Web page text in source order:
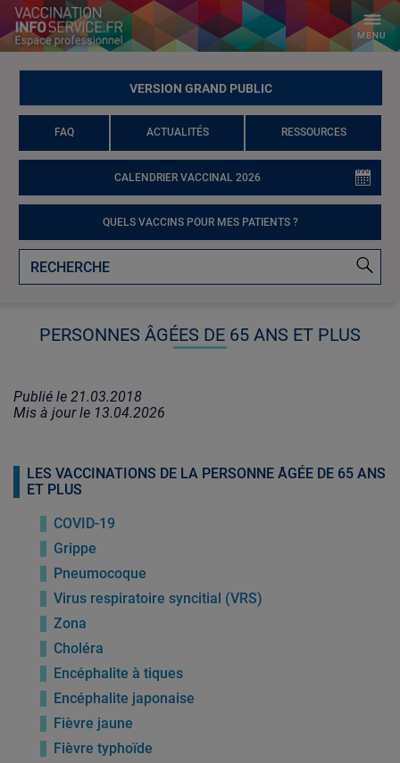
MENU
VERSION GRAND PUBLIC
FAQ ACTUALITÉS RESSOURCES
QUELS VACCINS POUR MES PATIENTS ?
CALENDRIER VACCINAL 2026
PERSONNES ÂGÉES DE 65 ANS ET PLUS
Publié le 21.03.2018
Mis à jour le 13.04.2026
LES VACCINATIONS DE LA PERSONNE ÂGÉE DE 65 ANS
ET PLUS
COVID-19
Grippe
Pneumocoque
Virus respiratoire syncitial (VRS)
Zona
Choléra
Encéphalite à tiques
Encéphalite japonaise
Fièvre jaune
Fièvre typhoïde